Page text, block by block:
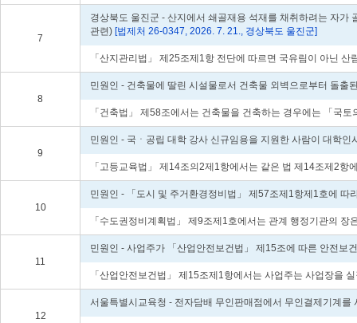
7
경상북도 울진군 - 산지에서 쇄골재용 석재를 채취하려는 자
관련) [법제처 26-0347, 2026. 7. 21., 경상북도 울진군]
「산지관리법」 제25조제1항 전단에 따르면 국유림이 아닌
8
민원인 - 건축물에 딸린 시설물로서 건축물 외벽으로부터 돌
「건축법」 제58조에서는 건축물을 건축하는 경우에는 「국
9
민원인 - 국ㆍ공립 대학 강사 신규임용을 지원한 사람이 대학
「고등교육법」 제14조의2제1항에서는 같은 법 제14조제2
10
민원인 - 「도시 및 주거환경정비법」 제57조제1항제1호에
「수도권정비계획법」 제9조제1호에서는 관계 행정기관의
11
민원인 - 사업주가 「산업안전보건법」 제15조에 따른 안전
「산업안전보건법」 제15조제1항에서는 사업주는 사업장을
12
서울특별시교육청 - 전자담배 무인판매점에서 무인결제기계